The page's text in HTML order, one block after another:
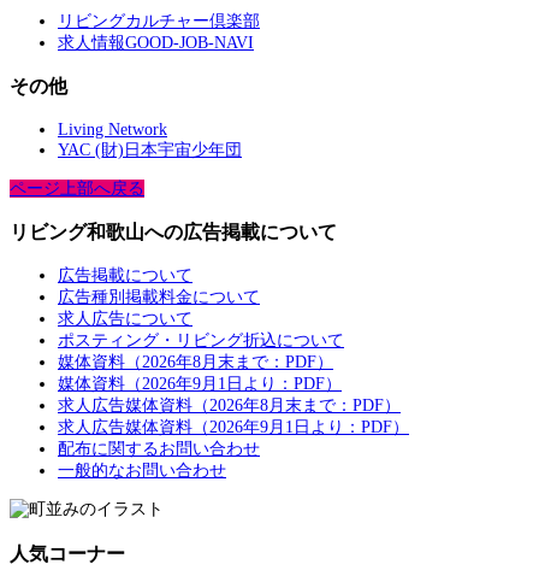
リビングカルチャー倶楽部
求人情報GOOD-JOB-NAVI
その他
Living Network
YAC (財)日本宇宙少年団
ページ上部へ戻る
リビング和歌山への広告掲載について
広告掲載について
広告種別掲載料金について
求人広告について
ポスティング・リビング折込について
媒体資料（2026年8月末まで：PDF）
媒体資料（2026年9月1日より：PDF）
求人広告媒体資料（2026年8月末まで：PDF）
求人広告媒体資料（2026年9月1日より：PDF）
配布に関するお問い合わせ
一般的なお問い合わせ
人気コーナー